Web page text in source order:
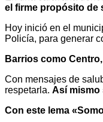
el firme propósito de
Hoy inició en el
Policía, para generar
Barrios como
Con mensajes de
respetarla. Así mismo
Con este lema